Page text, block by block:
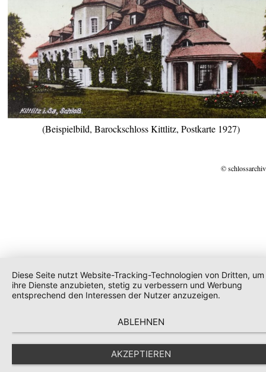
(Beispielbild, Barockschloss Kittlitz, Postkarte 1927)
©
Diese Seite nutzt Website-Tracking-Technologien von Dritten, um
ihre Dienste anzubieten, stetig zu verbessern und Werbung
entsprechend den Interessen der Nutzer anzuzeigen.
ABLEHNEN
AKZEPTIEREN